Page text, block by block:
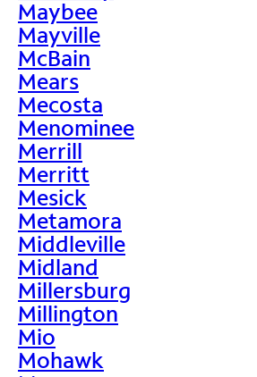
Maybee
Mayville
McBain
Mears
Mecosta
Menominee
Merrill
Merritt
Mesick
Metamora
Middleville
Midland
Millersburg
Millington
Mio
Mohawk